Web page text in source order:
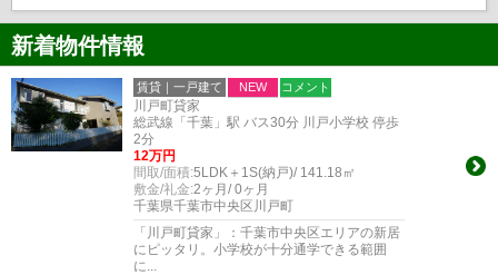
新着物件情報
賃貸｜一戸建て NEW コメント
川戸町貸家
総武線「千葉」駅 バス30分 川戸小学校 停歩
2分
12万円
間取/面積:5LDK＋1S(納戸)/ 141.18㎡
敷金/礼金:2ヶ月/ 0ヶ月
千葉県千葉市中央区川戸町
「川戸町貸家」：千葉市中央区エリアの新居
にピッタリ。小学校が十分通学できる範囲
に...